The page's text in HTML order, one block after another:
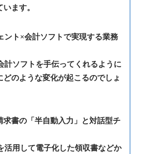
ます。
ント×会計ソフトで実現する業務
計ソフトを手伝ってくれるように
どのような変化が起こるのでしょ
求書の「半自動入力」と対話型チ
活用して電子化した領収書などか